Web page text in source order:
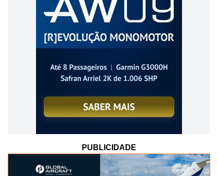
PUBLICIDADE